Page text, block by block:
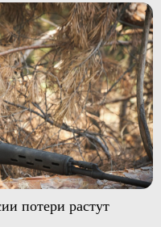
потери растут